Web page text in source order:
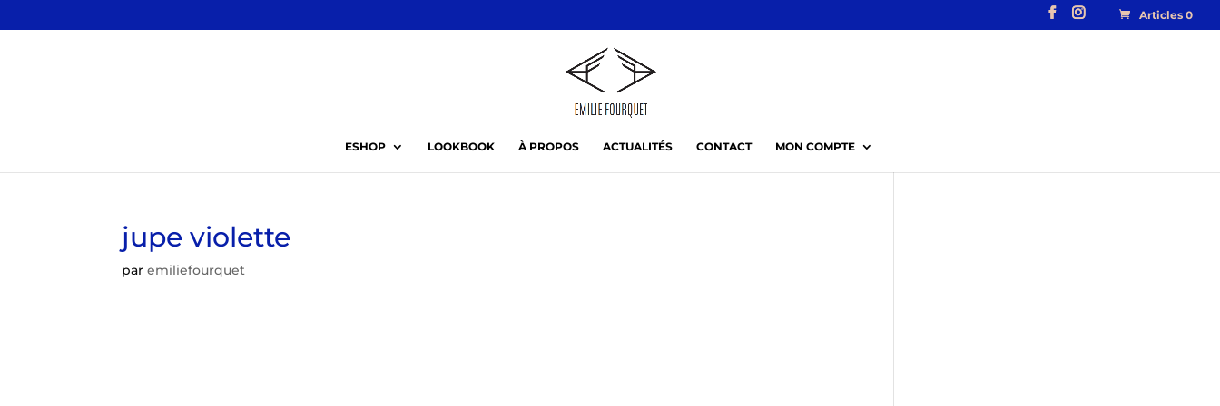
Articles 0
ESHOP LOOKBOOK À PROPOS ACTUALITÉS CONTACT MON COMPTE
jupe violette
paremiliefourquet